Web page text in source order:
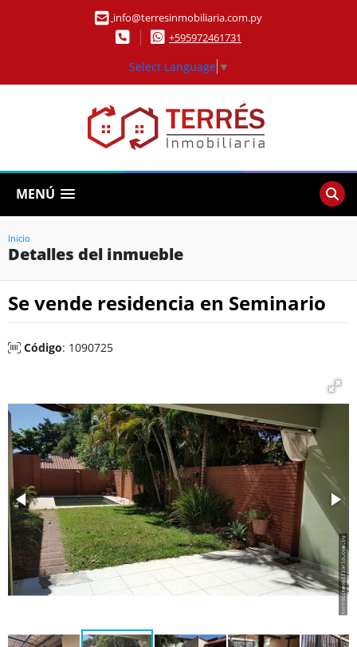
info@terresinmobiliaria.com.py
+595972461731
Select Language ▼
MENÚ
Inicio
Detalles del inmueble
Se vende residencia en Seminario
Código: 1090725